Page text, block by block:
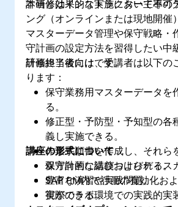
計画と効果的な実施において不可
本研修はインストラクター主導の
ング（オンラインまたは現地開催
マスターデータ管理や保守戦略・
守計画の設定方法を習得したい中
計画担当者向けです。
研修終了後には、受講者は以下の
ります：
保守業務用マスターデータを
る。
修正型・予防型・予知型の各
義し実施できる。
作業手順書を作成し、それら
保守計画に結びつけられる。
SAP PM内で計画の有効化お
視ができる。
講座の形式について
双方向的な講義およびディス
豊富な演習や実践問題。
実際のラボ環境での実践的実